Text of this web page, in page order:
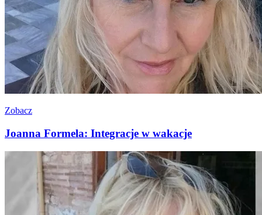
Zobacz
Joanna Formela: Integracje w wakacje